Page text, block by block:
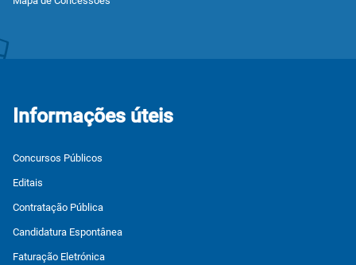
Informações úteis
Concursos Públicos
Editais
Contratação Pública
Candidatura Espontânea
Faturação Eletrónica